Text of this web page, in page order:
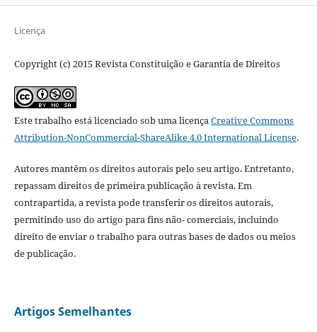
Licença
Copyright (c) 2015 Revista Constituição e Garantia de Direitos
Este trabalho está licenciado sob uma licençaCreative Commons
Attribution-NonCommercial-ShareAlike 4.0 International License.
Autores mantêm os direitos autorais pelo seu artigo. Entretanto,
repassam direitos de primeira publicação à revista. Em
contrapartida, a revista pode transferir os direitos autorais,
permitindo uso do artigo para fins não- comerciais, incluindo
direito de enviar o trabalho para outras bases de dados ou meios
de publicação.
Artigos Semelhantes